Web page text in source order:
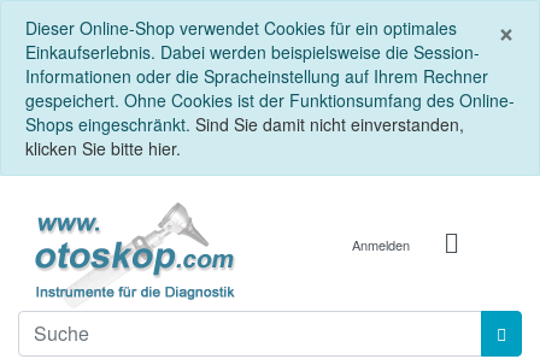
×
Dieser Online-Shop verwendet Cookies für ein optimales
Einkaufserlebnis. Dabei werden beispielsweise die Session-
Informationen oder die Spracheinstellung auf Ihrem Rechner
gespeichert. Ohne Cookies ist der Funktionsumfang des Online-
Shops eingeschränkt. Sind Sie damit nicht einverstanden,
klicken Sie bitte hier.
Anmelden